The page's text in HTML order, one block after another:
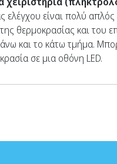
ελέγχου είναι πολύ
θερμοκρασίας και του
και το κάτω τμήμα.
σε μια οθόνη LED.